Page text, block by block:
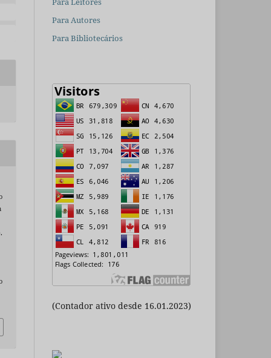
Para Autores
Para Bibliotecários
(Contador ativo desde 16.01.2023)